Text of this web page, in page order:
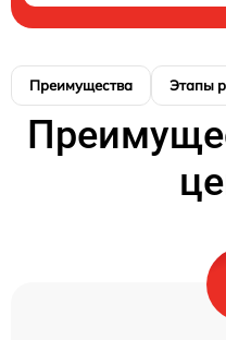
Преимущества Этапы